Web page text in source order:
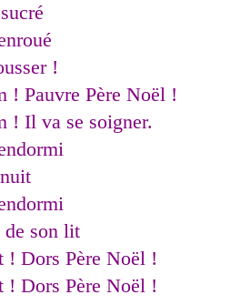
!
! Pauvre Père Noël !
! Il va se soigner.
son lit
! Dors Père Noël !
! Dors Père Noël !